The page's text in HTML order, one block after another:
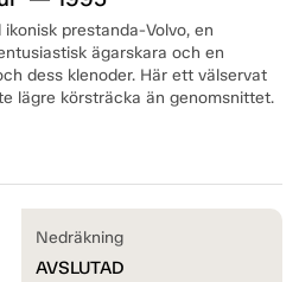
prestanda-Volvo, en
ägarskara och en
dess klenoder. Här ett välservat
lägre körsträcka än genomsnittet.
Nedräkning
AVSLUTAD